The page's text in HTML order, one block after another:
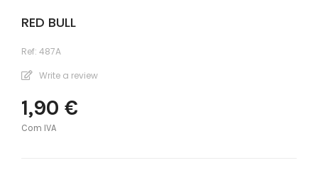
RED BULL
Ref: 487A
Write a review
1,90 €
Com IVA